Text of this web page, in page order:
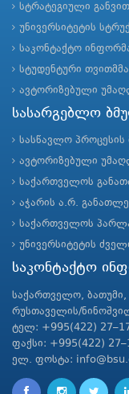
სტრატეგიული
უნივერსიტეტის
საკონტაქტო
სტუდენტური
ავტორიზებული
სასარგებლო
სასწავლო
ავტორიზებული
საქართველოს
აჭარის ა.რ.
საქართველოს
უნივერსიტეტის
საკონტაქტო
საქართველო, ბათუმი,
რუსთაველის/
ტელ: +995(422)
ფაქსი: +995(422)
ელ. ფოსტა: